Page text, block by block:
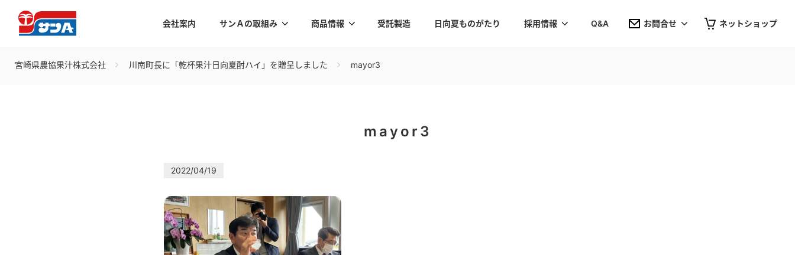
会社案内 サンＡの取組み 商品情報 受託製造 日向夏ものがたり 採用情報 Q&A お問合せ ネットショップ
宮崎県農協果汁株式会社 川南町長に「乾杯果汁日向夏酎ハイ」を贈呈しました mayor3
mayor3
2022/04/19